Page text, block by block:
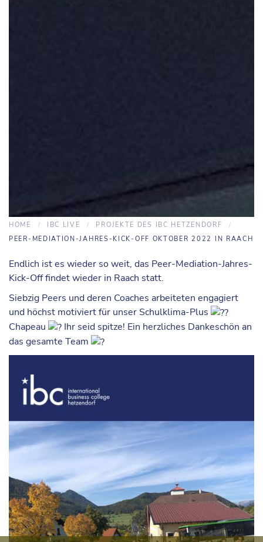
HOME IBC LIVE
PROJEKTE DES IBC HETZENDORF
PEER-MEDIATION-JAHRES-KICK-OFF OKTOBER 2022 IN RAACH
Endlich ist es wieder so weit, das Peer-Mediation-Jahres-
Kick-Off findet wieder in Raach statt.
Siebzig Peers und deren Coaches arbeiteten engagiert
und höchst motiviert für unser Schulklima-Plus
Chapeau
Ihr seid spitze! Ein herzliches Dankeschön an
das gesamte Team